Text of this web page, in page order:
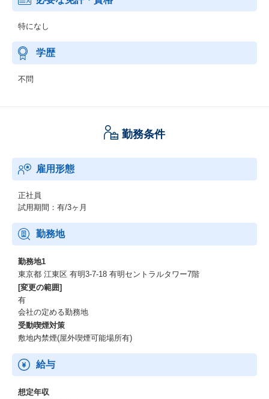
特になし
学歴
不問
勤務条件
雇用形態
正社員
試用期間：有/3ヶ月
勤務地
勤務地1
東京都 江東区 有明3-7-18 有明セントラルタワー7階
[変更の範囲]
有
会社の定める勤務地
受動喫煙対策
敷地内禁煙(屋外喫煙可能場所有)
給与
想定年収